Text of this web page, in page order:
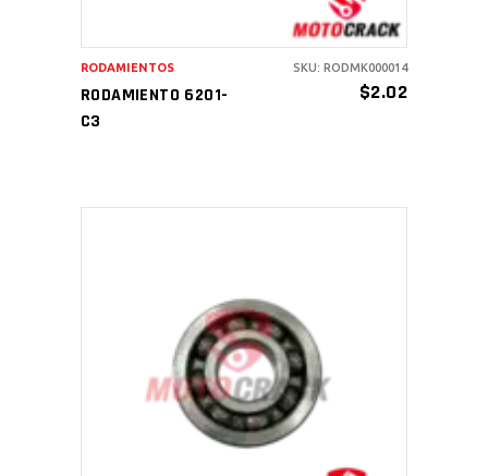
RODAMIENTO 6201-
C3
$2.02
RODAMIENTOS SKU: RODMK000014
AÑADIR AL CARRITO